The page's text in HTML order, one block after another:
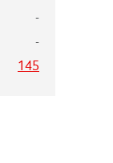
-
-
145